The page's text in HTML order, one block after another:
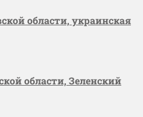
области, украинская
области, Зеленский